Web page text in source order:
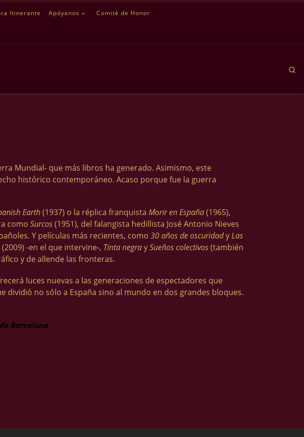
Itinerante Apóyanos Comité de Honor
Mundial- que más libros ha generado. Asimismo, este
histórico contemporáneo. Acaso porque fue la guerra
Earth(1937) o la réplica franquista Morir en España(1965),
como Surcos(1951), del falangista hedillista José Antonio Nieves
Y películas más recientes, como 30 años de oscuridadyLas
(2009) -en el que intervine-, Tinta negraySueños colectivos(también
y de allende las fronteras.
luces nuevas a las generaciones de espectadores que
no sólo a España sino al mundo en dos grandes bloques.
Barcelona